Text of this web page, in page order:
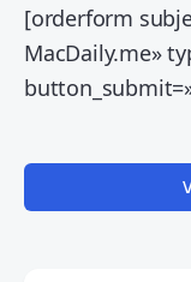
[orderform
MacDaily.me»